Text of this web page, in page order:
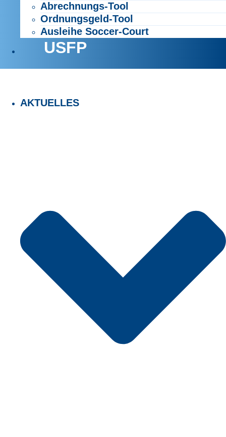
Abrechnungs-Tool
Ordnungsgeld-Tool
Ausleihe Soccer-Court
USFP
AKTUELLES